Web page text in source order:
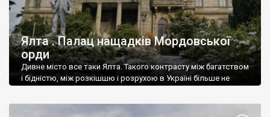
Ялта . Палац нащадків Мордовської
орди
Дивне місто все таки Ялта. Такого контрасту між багатством
і бідністю, між розкішшю і розрухою в Україні більше не